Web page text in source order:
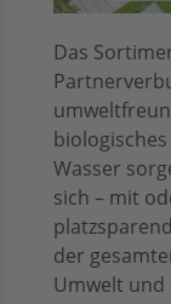
Das
Wasser
sich – mit
der
Umwelt und